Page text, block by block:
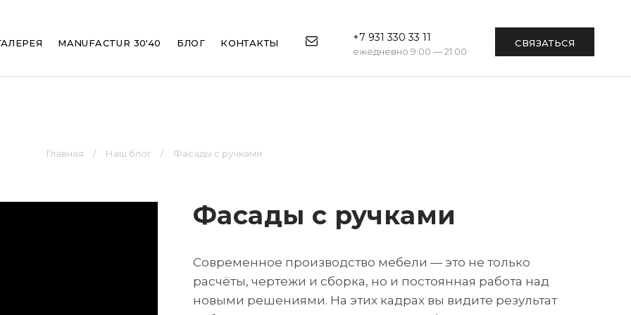
MANUFACTUR 30'40 БЛОГ КОНТАКТЫ +7 931 330 33 11
ежедневно 9:00 — 21:00
СВЯЗАТЬСЯ
Главная Наш блог Фасады с ручками
Фасады с ручками
Современное производство мебели — это не только
расчёты, чертежи и сборка, но и постоянная работа над
новыми решениями. На этих кадрах вы видите результат